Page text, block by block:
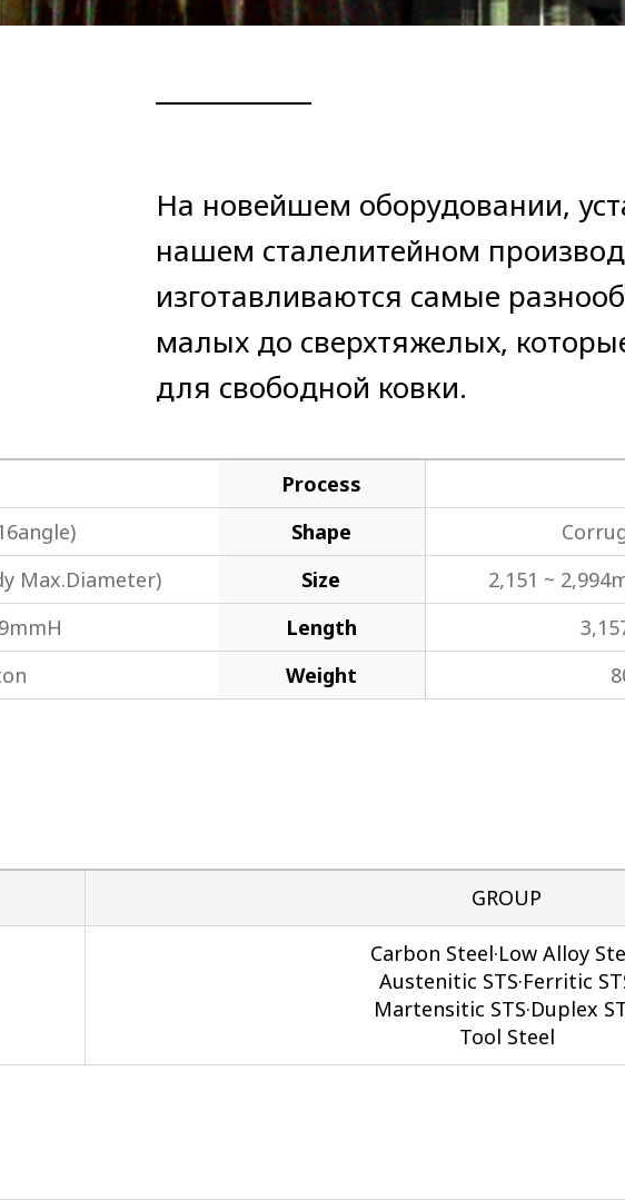
На новейшем оборудовании,
нашем сталелитейном
изготавливаются самые
малых до сверхтяжелых,
для свободной ковки.
Max.Diameter)
Process
Shape
Size
2,151 ~
Length
Weight
GROUP
Carbon Steel·Low Alloy
Austenitic STS·Ferritic
Martensitic STS·Duplex
Tool Steel